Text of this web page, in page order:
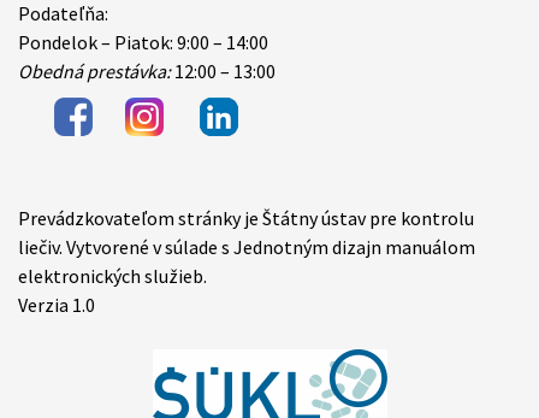
Podateľňa:
Pondelok – Piatok: 9:00 – 14:00
Obedná prestávka:12:00 – 13:00
Items
Prevádzkovateľom stránky je Štátny ústav pre kontrolu
liečiv. Vytvorené v súlade s Jednotným dizajn manuálom
elektronických služieb.
Verzia 1.0